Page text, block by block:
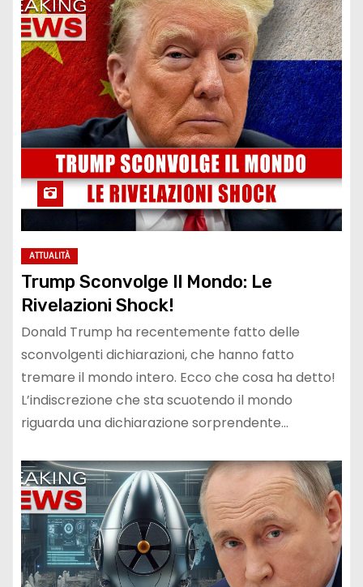
ATTUALITÀ
Trump Sconvolge Il Mondo: Le
Rivelazioni Shock!
Donald Trump ha recentemente fatto delle
sconvolgenti dichiarazioni, che hanno fatto
tremare il mondo intero. Ecco che cosa ha detto!
L’indiscrezione che sta scuotendo il mondo
riguarda una dichiarazione sorprendente…